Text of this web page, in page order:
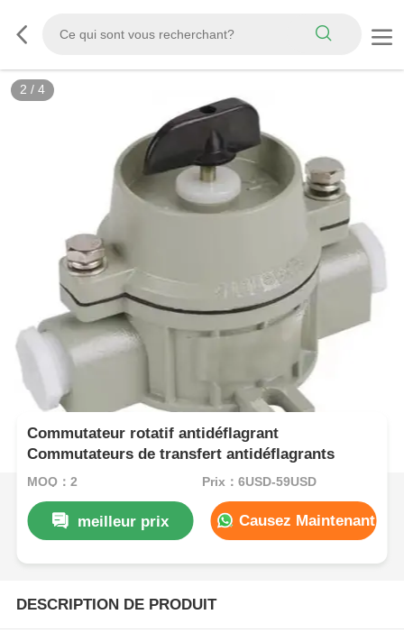
2 / 4
Commutateur rotatif antidéflagrant
Commutateurs de transfert antidéflagrants
MOQ：2 Prix：6USD-59USD
meilleur prix Causez Maintenant
DESCRIPTION DE PRODUIT